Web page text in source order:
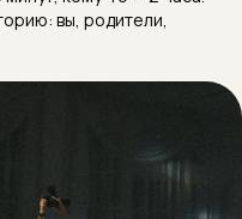
вы, родители,